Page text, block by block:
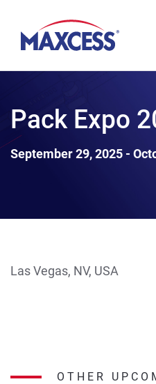
Pack Expo
September 29, 2025 -
Las Vegas, NV, USA
OTHER